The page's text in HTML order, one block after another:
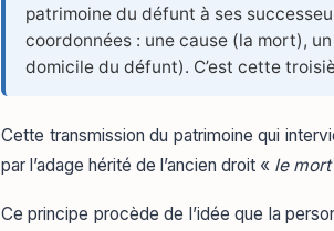
patrimoine du défunt à ses
coordonnées : une cause (la mort),
domicile du défunt). C’est cette
Cette transmission du patrimoine qui
par l’adage hérité de l’ancien droit « le
Ce principe procède de l’idée que la